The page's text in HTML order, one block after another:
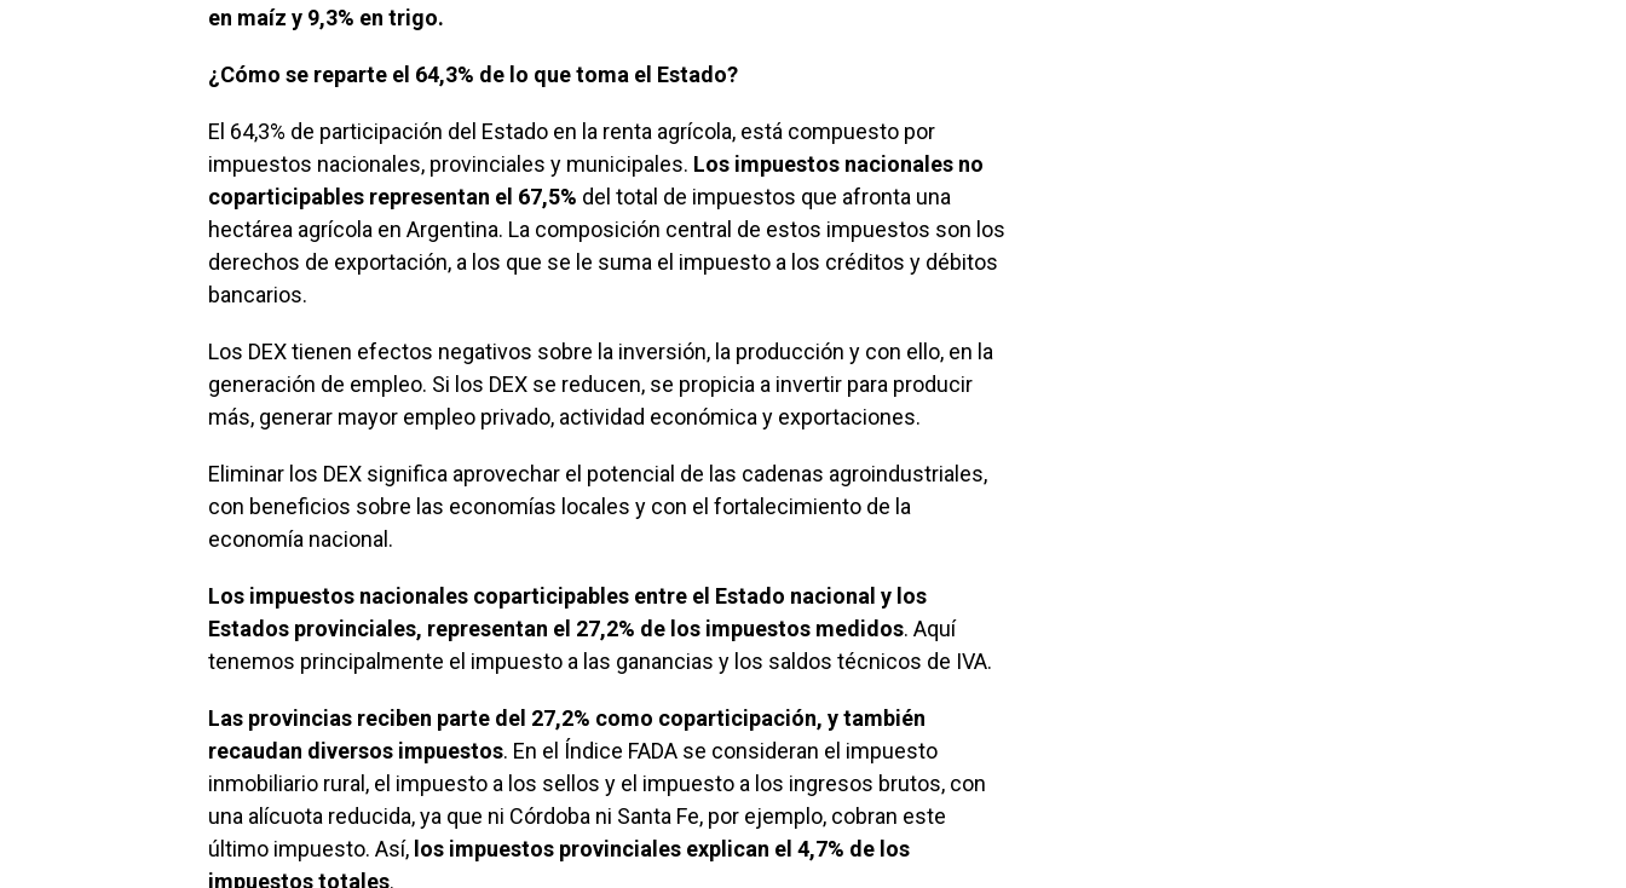
en maíz y 9,3% en trigo.
¿Cómo se reparte el 64,3% de lo que toma el Estado?
El 64,3% de participación del Estado en la renta agrícola, está compuesto por
impuestos nacionales, provinciales y municipales. Los impuestos nacionales no
coparticipables representan el 67,5% del total de impuestos que afronta una
hectárea agrícola en Argentina. La composición central de estos impuestos son los
derechos de exportación, a los que se le suma el impuesto a los créditos y débitos
bancarios.
Los DEX tienen efectos negativos sobre la inversión, la producción y con ello, en la
generación de empleo. Si los DEX se reducen, se propicia a invertir para producir
más, generar mayor empleo privado, actividad económica y exportaciones.
Eliminar los DEX significa aprovechar el potencial de las cadenas agroindustriales,
con beneficios sobre las economías locales y con el fortalecimiento de la
economía nacional.
Los impuestos nacionales coparticipables entre el Estado nacional y los
Estados provinciales, representan el 27,2% de los impuestos medidos. Aquí
tenemos principalmente el impuesto a las ganancias y los saldos técnicos de IVA.
Las provincias reciben parte del 27,2% como coparticipación, y también
recaudan diversos impuestos. En el Índice FADA se consideran el impuesto
inmobiliario rural, el impuesto a los sellos y el impuesto a los ingresos brutos, con
una alícuota reducida, ya que ni Córdoba ni Santa Fe, por ejemplo, cobran este
último impuesto. Así, los impuestos provinciales explican el 4,7% de los
impuestos totales.